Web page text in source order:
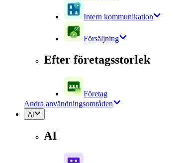
Intern kommunikation
Försäljning
Efter företagsstorlek
Företag
Andra användningsområden
AI
AI